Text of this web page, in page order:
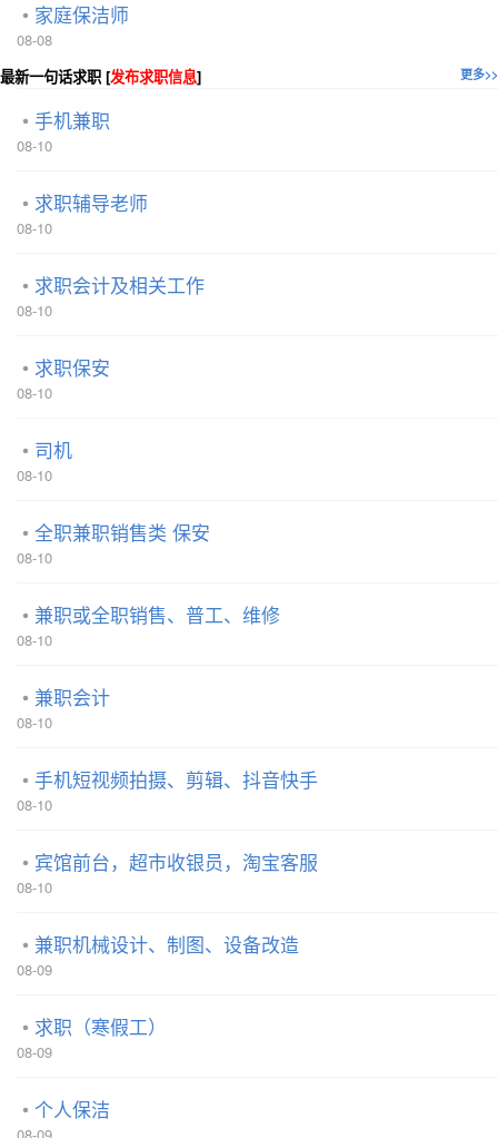
家庭保洁师
08-08
更多>>
最新一句话求职 [发布求职信息]
手机兼职
08-10
求职辅导老师
08-10
求职会计及相关工作
08-10
求职保安
08-10
司机
08-10
全职兼职销售类 保安
08-10
兼职或全职销售、普工、维修
08-10
兼职会计
08-10
手机短视频拍摄、剪辑、抖音快手
08-10
宾馆前台，超市收银员，淘宝客服
08-10
兼职机械设计、制图、设备改造
08-09
求职（寒假工）
08-09
个人保洁